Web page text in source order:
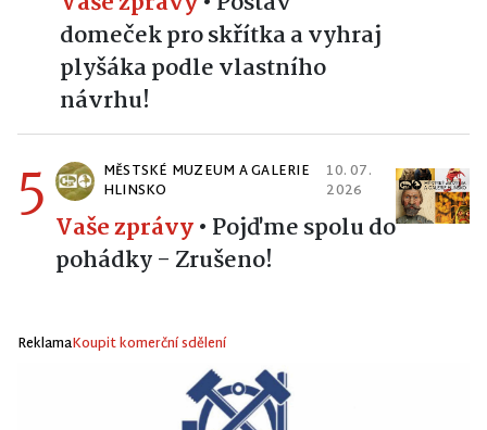
domeček pro skřítka a vyhraj
plyšáka podle vlastního
návrhu!
5
MĚSTSKÉ MUZEUM A GALERIE
HLINSKO
10. 07.
2026
Vaše zprávy• Pojďme spolu do
pohádky - Zrušeno!
ReklamaKoupit komerční sdělení